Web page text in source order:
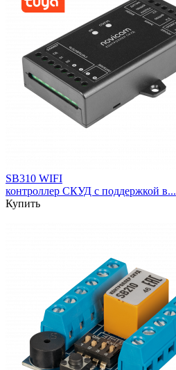
SB310 WIFI
контроллер СКУД с поддержкой в...
Купить